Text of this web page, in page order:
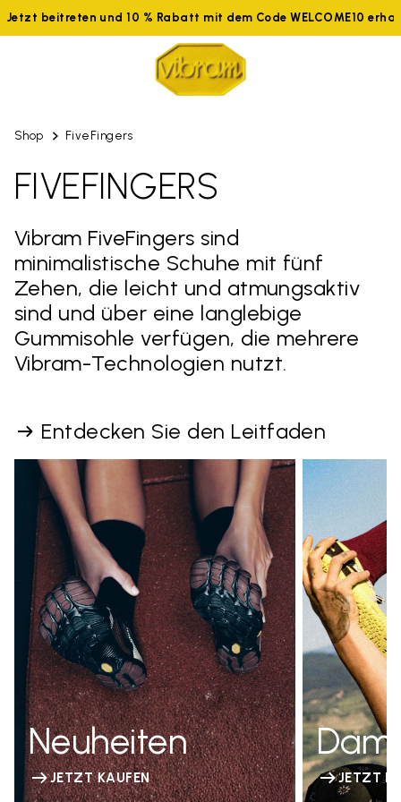
Jetzt beitreten und 10 % Rabatt mit dem Code WELCOME10
Shop FiveFingers
FIVEFINGERS
Vibram FiveFingers sind
minimalistische Schuhe mit fünf
Zehen, die leicht und atmungsaktiv
sind und über eine langlebige
Gummisohle verfügen, die mehrere
Vibram-Technologien nutzt.
Entdecken Sie den Leitfaden
Neuheiten
JETZT KAUFEN JETZT